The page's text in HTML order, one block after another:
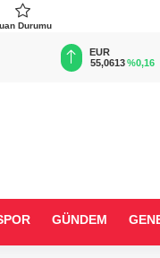
Durumu
EUR
55,0613%0,16
GÜNDEM